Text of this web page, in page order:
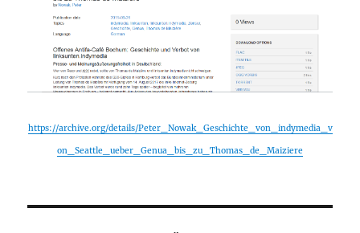
https://archive.org/details/Peter_Nowak_Geschichte_von_indymedia_v
on_Seattle_ueber_Genua_bis_zu_Thomas_de_Maiziere